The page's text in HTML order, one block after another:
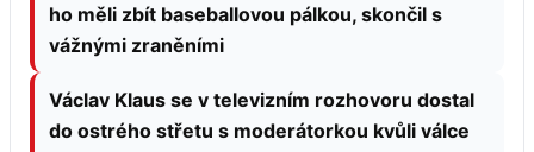
ho měli zbít baseballovou pálkou, skončil s
vážnými zraněními
Václav Klaus se v televizním rozhovoru dostal
do ostrého střetu s moderátorkou kvůli válce